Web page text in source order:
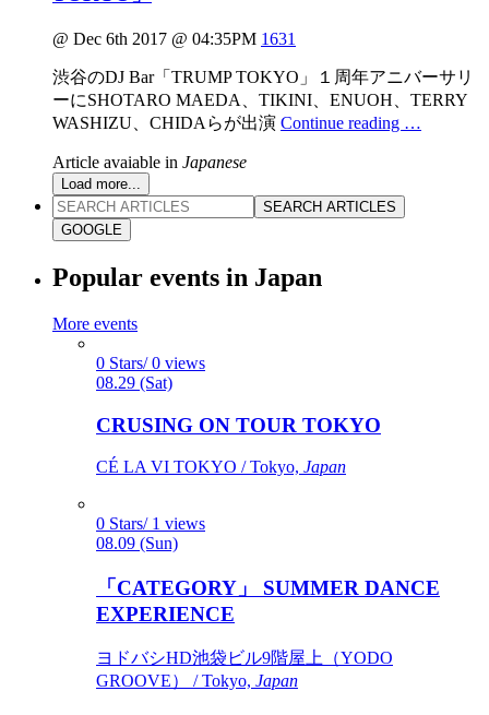
@ Dec 6th 2017 @ 04:35PM 1631
渋谷のDJ Bar「TRUMP TOKYO」１周年アニバーサリ
ーにSHOTARO MAEDA、TIKINI、ENUOH、TERRY
WASHIZU、CHIDAらが出演 Continue reading …
Article avaiable in Japanese
Load more...
SEARCH ARTICLES
GOOGLE
Popular events in Japan
More events
0 Stars/ 0 views
08.29 (Sat)
CRUSING ON TOUR TOKYO
CÉ LA VI TOKYO / Tokyo, Japan
0 Stars/ 1 views
08.09 (Sun)
「CATEGORY」 SUMMER DANCE
EXPERIENCE
ヨドバシHD池袋ビル9階屋上（YODO
GROOVE） / Tokyo, Japan